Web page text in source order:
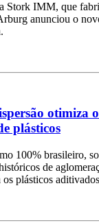
Stork IMM, que
anunciou o
otimiza
plásticos
100% brasileiro,
de
os plásticos